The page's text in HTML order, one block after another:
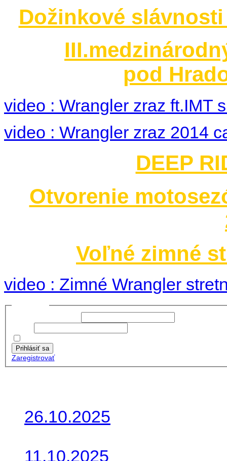
Dožinkové slávnosti
pod
video : Wrangler zraz ft.IMT
video : Wrangler zraz 2014
DEEP
Otvorenie
Voľné zimné
video : Zimné Wrangler
Prihlásiť sa
Zaregistrovať
26.10.2025
11.10.2025